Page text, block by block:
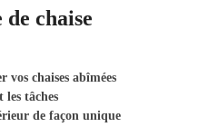
chaise
vos chaises abîmées
les tâches
de façon unique